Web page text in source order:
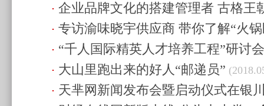
企业品牌文化的搭建管理者 古格王
(2018.06.26 12:13)
专访渝味晓宇供应商 带你了解“火
知的一面(2018.06.26 12:10)
“千人国际精英人才培养工程”研讨
23:45)
大山里跑出来的好人“邮递员”
天芈网新闻发布会暨启动仪式在银